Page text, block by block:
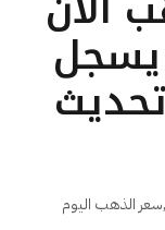
في مصر: عيار 24 يسجل
تحديث
,سعر الذهب اليوم